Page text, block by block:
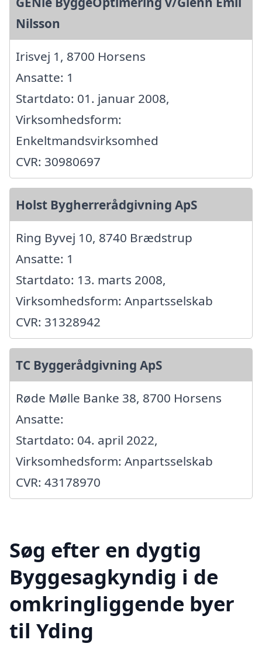
Nilsson
Irisvej 1, 8700 Horsens
Ansatte: 1
Startdato: 01. januar 2008,
Virksomhedsform:
Enkeltmandsvirksomhed
CVR: 30980697
Holst Bygherrerådgivning ApS
Ring Byvej 10, 8740 Brædstrup
Ansatte: 1
Startdato: 13. marts 2008,
Virksomhedsform: Anpartsselskab
CVR: 31328942
TC Byggerådgivning ApS
Røde Mølle Banke 38, 8700 Horsens
Ansatte:
Startdato: 04. april 2022,
Virksomhedsform: Anpartsselskab
CVR: 43178970
Søg efter en dygtig
Byggesagkyndig i de
omkringliggende byer
til Yding